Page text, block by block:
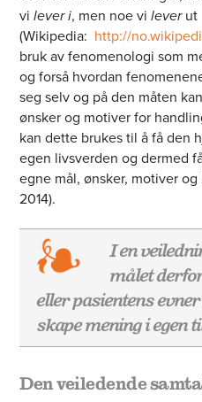
vilever i, men noe vileverut
(Wikipedia: http://
bruk av fenomenologi som
og forså hvordan
seg selv og på den måten
ønsker og motiver for
kan dette brukes til å få den
egen livsverden og dermed
egne mål, ønsker, motiver
2014).
I en
målet
eller pasientens
skape mening i egen
Den veiledende